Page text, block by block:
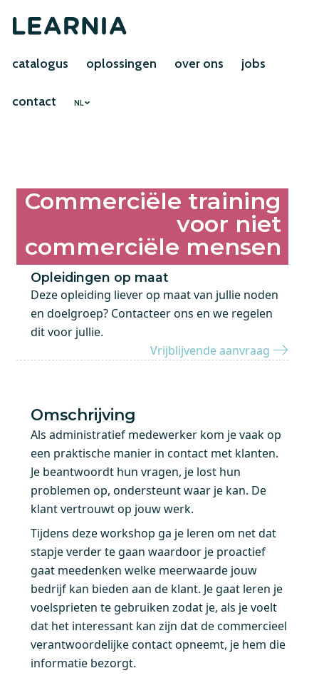
catalogus oplossingen over ons jobs
contact NL
Commerciële training
voor niet
commerciële mensen
Opleidingen op maat
Deze opleiding liever op maat van jullie noden
en doelgroep? Contacteer ons en we regelen
dit voor jullie.
Vrijblijvende aanvraag
Omschrijving
Als administratief medewerker kom je vaak op
een praktische manier in contact met klanten.
Je beantwoordt hun vragen, je lost hun
problemen op, ondersteunt waar je kan. De
klant vertrouwt op jouw werk.
Tijdens deze workshop ga je leren om net dat
stapje verder te gaan waardoor je proactief
gaat meedenken welke meerwaarde jouw
bedrijf kan bieden aan de klant. Je gaat leren je
voelsprieten te gebruiken zodat je, als je voelt
dat het interessant kan zijn dat de commercieel
verantwoordelijke contact opneemt, je hem die
informatie bezorgt.